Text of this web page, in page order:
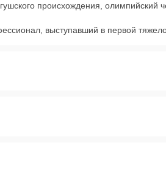
происхождения, олимпийский
выступавший в первой